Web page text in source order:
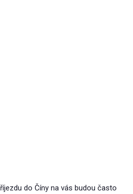
do Číny na vás budou často